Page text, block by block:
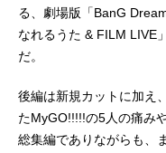
る、劇場版「BanG
なれるうた & FILM LIVE
だ。
後編は新規カットに加え
たMyGO!!!!!の5人の痛み
総集編でありながらも、